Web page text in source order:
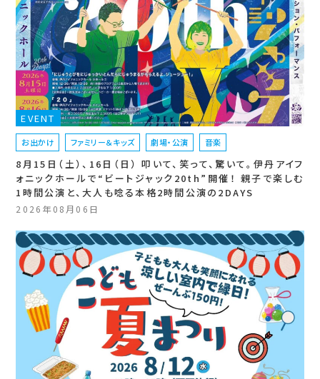
EVENT
お出かけ ファミリー＆キッズ 劇場・公演 音楽
8月15日（土）、16日（日） 叩いて、笑って、驚いて。伊丹アイフ
ォニックホールで“ビートジャック20th”開催！ 親子で楽しむ
1時間公演と、大人も唸る本格2時間公演の2DAYS
2026年08月06日